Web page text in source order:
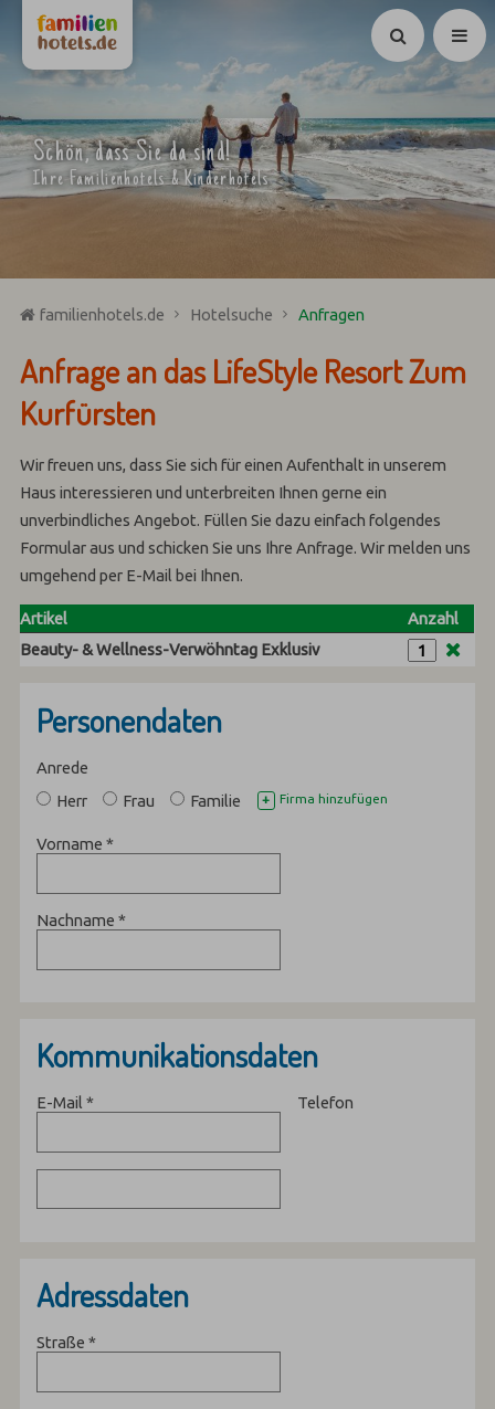
Suchen
Schön, dass Sie da sind!
Ihre Familienhotels & Kinderhotels
familienhotels.de Hotelsuche Anfragen
Anfrage an das LifeStyle Resort Zum
Kurfürsten
Wir freuen uns, dass Sie sich für einen Aufenthalt in unserem
Haus interessieren und unterbreiten Ihnen gerne ein
unverbindliches Angebot. Füllen Sie dazu einfach folgendes
Formular aus und schicken Sie uns Ihre Anfrage. Wir melden uns
umgehend per E-Mail bei Ihnen.
Artikel
Anzahl
Beauty- & Wellness-Verwöhntag Exklusiv
Personendaten
Anrede
Herr
Frau Familie + Firma hinzufügen
Vorname*
Nachname*
Kommunikationsdaten
E-Mail* Telefon
Adressdaten
Straße*